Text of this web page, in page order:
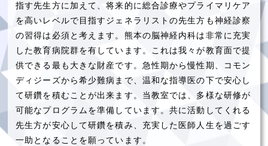
指す先生方に加えて、将来的に総合診療やプライマリケア
を高いレベルで目指すジェネラリストの先生方も神経診察
の習得は必須と考えます。熊本の脳神経内科は非常に充実
した教育病院群を有しています。これは我々が教育面で提
供できる最も大きな財産です。急性期から慢性期、コモン
ディジーズから希少難病まで、温和な指導医の下で安心し
て研鑽を積むことが出来ます。当教室では、多様な研修が
可能なプログラムを準備しています。共に活動してくれる
先生方が安心して研鑽を積み、充実した医師人生を過ごす
一助となることを願っています。